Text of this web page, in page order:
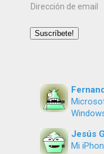
Dirección
email
Suscríbete!
Jesús
Mi